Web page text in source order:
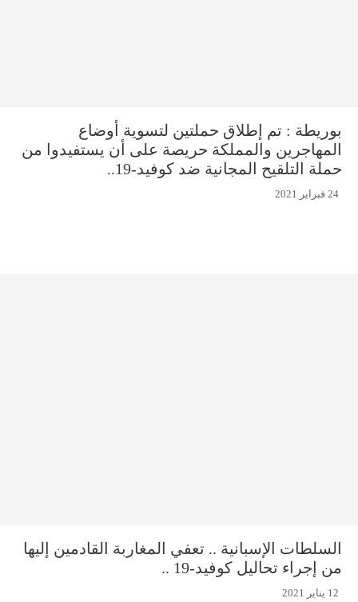
بوريطة : تم إطلاق حملتين لتسوية أوضاع
المهاجرين والمملكة حريصة على أن يستفيدوا من
حملة التلقيح المجانية ضد كوفيد-19..
24 فبراير 2021
السلطات الإسبانية .. تعفي المغاربة القادمين إليها
من إجراء تحاليل كوفيد-19 ..
12 يناير 2021